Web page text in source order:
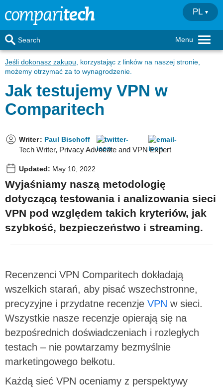
Menu
Search
PL
Jeśli dokonasz zakupu , korzystając z linków na naszej stronie,
możemy otrzymać za to wynagrodzenie.
Jak testujemy VPN w
Comparitech
Writer: Paul Bischoff
Tech Writer, Privacy Advocate and VPN Expert
Updated: May 10, 2022
Wyjaśniamy naszą metodologię
dotyczącą testowania i analizowania sieci
VPN pod względem takich kryteriów, jak
szybkość, bezpieczeństwo i streaming.
Recenzenci VPN Comparitech dokładają
wszelkich starań, aby pisać wszechstronne,
precyzyjne i przydatne recenzje VPN w sieci.
Wszystkie nasze recenzje opierają się na
bezpośrednich doświadczeniach i rozległych
testach – nie powtarzamy bezmyślnie
marketingowego bełkotu.
Każdą sieć VPN oceniamy z perspektywy